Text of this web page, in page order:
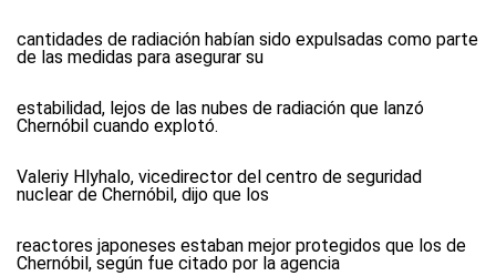
cantidades de radiación habían sido expulsadas como parte
de las medidas para asegurar su
estabilidad, lejos de las nubes de radiación que lanzó
Chernóbil cuando explotó.
Valeriy Hlyhalo, vicedirector del centro de seguridad
nuclear de Chernóbil, dijo que los
reactores japoneses estaban mejor protegidos que los de
Chernóbil, según fue citado por la agencia